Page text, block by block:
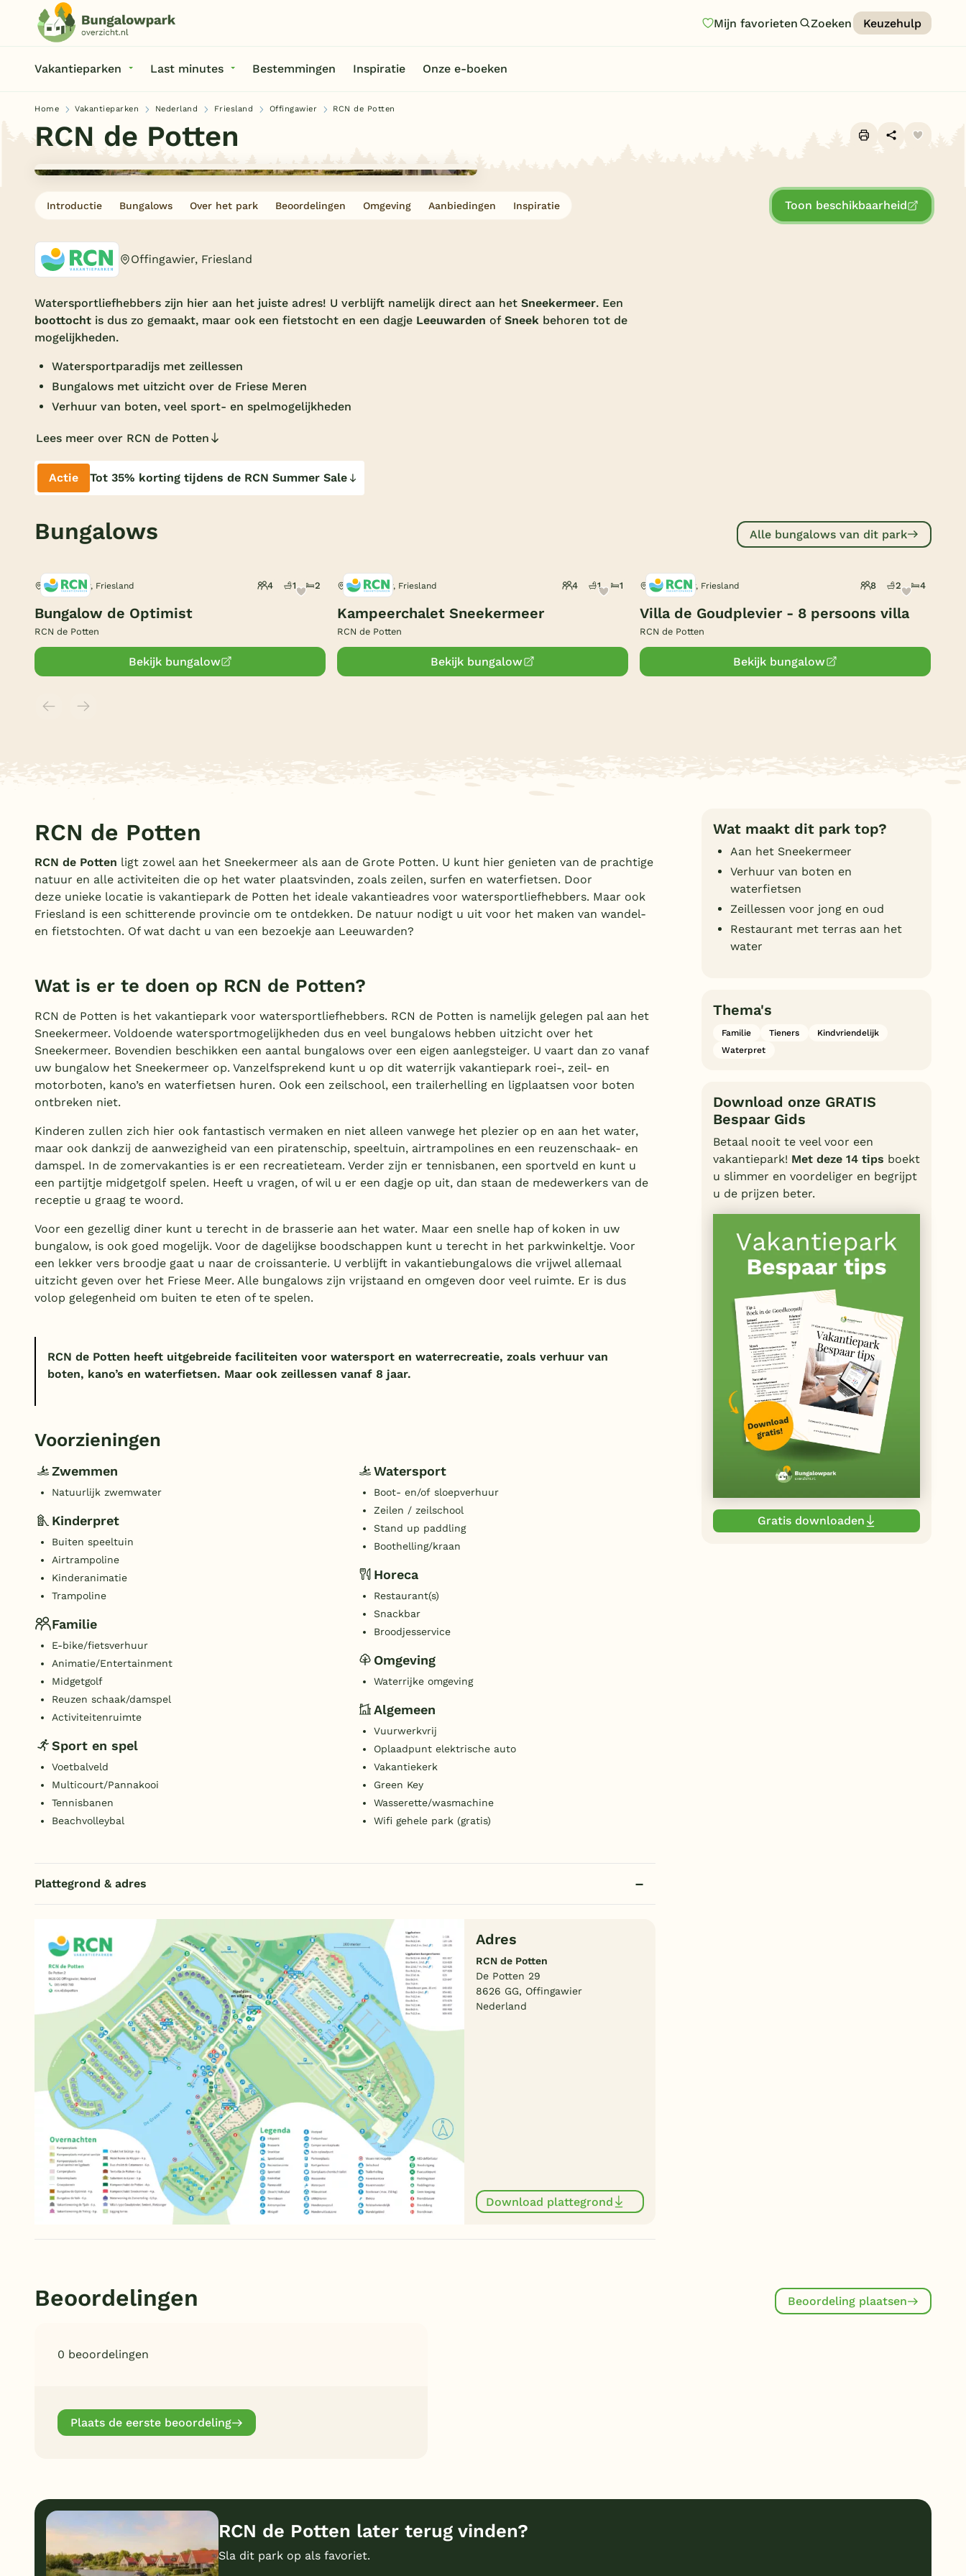
Mijn favorieten Zoeken Keuzehulp
Vakantieparken Last minutes Bestemmingen Inspiratie Onze e-boeken
Veluwe
Texel
Limburg
Home Vakantieparken Nederland Friesland Offingawier RCN de Potten
RCN de Potten
Introductie Bungalows Over het park Beoordelingen Omgeving Aanbiedingen Inspiratie Toon beschikbaarheid
Offingawier, Friesland
Watersportliefhebbers zijn hier aan het juiste adres! U verblijft namelijk direct aan het Sneekermeer. Een
boottocht is dus zo gemaakt, maar ook een fietstocht en een dagje Leeuwarden ofSneek behoren tot de
mogelijkheden.
Watersportparadijs met zeillessen
Bungalows met uitzicht over de Friese Meren
Verhuur van boten, veel sport- en spelmogelijkheden
Lees meer over RCN de Potten
Actie Tot 35% korting tijdens de RCN Summer Sale
Bungalows Alle bungalows van dit park
Offingawier, Friesland 4 1 2
Bungalow de Optimist
RCN de Potten
Bekijk bungalow
Offingawier, Friesland 4 1 1
Kampeerchalet Sneekermeer
RCN de Potten
Bekijk bungalow
Offingawier, Friesland 8 2 4
Villa de Goudplevier - 8 persoons villa
RCN de Potten
Bekijk bungalow
RCN de Potten
RCN de Potten ligt zowel aan het Sneekermeer als aan de Grote Potten. U kunt hier genieten van de prachtige
natuur en alle activiteiten die op het water plaatsvinden, zoals zeilen, surfen en waterfietsen. Door
deze unieke locatie is vakantiepark de Potten het ideale vakantieadres voor watersportliefhebbers. Maar ook
Friesland is een schitterende provincie om te ontdekken. De natuur nodigt u uit voor het maken van wandel-
en fietstochten. Of wat dacht u van een bezoekje aan Leeuwarden?
Wat is er te doen op RCN de Potten?
RCN de Potten is het vakantiepark voor watersportliefhebbers. RCN de Potten is namelijk gelegen pal aan het
Sneekermeer. Voldoende watersportmogelijkheden dus en veel bungalows hebben uitzicht over het
Sneekermeer. Bovendien beschikken een aantal bungalows over een eigen aanlegsteiger. U vaart dan zo vanaf
uw bungalow het Sneekermeer op. Vanzelfsprekend kunt u op dit waterrijk vakantiepark roei-, zeil- en
motorboten, kano’s en waterfietsen huren. Ook een zeilschool, een trailerhelling en ligplaatsen voor boten
ontbreken niet.
Kinderen zullen zich hier ook fantastisch vermaken en niet alleen vanwege het plezier op en aan het water,
maar ook dankzij de aanwezigheid van een piratenschip, speeltuin, airtrampolines en een reuzenschaak- en
damspel. In de zomervakanties is er een recreatieteam. Verder zijn er tennisbanen, een sportveld en kunt u
een partijtje midgetgolf spelen. Heeft u vragen, of wil u er een dagje op uit, dan staan de medewerkers van de
receptie u graag te woord.
Voor een gezellig diner kunt u terecht in de brasserie aan het water. Maar een snelle hap of koken in uw
bungalow, is ook goed mogelijk. Voor de dagelijkse boodschappen kunt u terecht in het parkwinkeltje. Voor
een lekker vers broodje gaat u naar de croissanterie. U verblijft in vakantiebungalows die vrijwel allemaal
uitzicht geven over het Friese Meer. Alle bungalows zijn vrijstaand en omgeven door veel ruimte. Er is dus
volop gelegenheid om buiten te eten of te spelen.
RCN de Potten heeft uitgebreide faciliteiten voor watersport en waterrecreatie, zoals verhuur van
boten, kano’s en waterfietsen. Maar ook zeillessen vanaf 8 jaar.
Voorzieningen
Zwemmen
Natuurlijk zwemwater
Kinderpret
Buiten speeltuin
Airtrampoline
Kinderanimatie
Trampoline
Familie
E-bike/fietsverhuur
Animatie/Entertainment
Midgetgolf
Reuzen schaak/damspel
Activiteitenruimte
Sport en spel
Voetbalveld
Multicourt/Pannakooi
Tennisbanen
Beachvolleybal
Watersport
Boot- en/of sloepverhuur
Zeilen / zeilschool
Stand up paddling
Boothelling/kraan
Horeca
Restaurant(s)
Snackbar
Broodjesservice
Omgeving
Waterrijke omgeving
Algemeen
Vuurwerkvrij
Oplaadpunt elektrische auto
Vakantiekerk
Green Key
Wasserette/wasmachine
Wifi gehele park (gratis)
Plattegrond & adres
Adres
RCN de Potten
De Potten 29
8626 GG, Offingawier
Nederland
Download plattegrond
Wat maakt dit park top?
Aan het Sneekermeer
Verhuur van boten en
waterfietsen
Zeillessen voor jong en oud
Restaurant met terras aan het
water
Thema's
Familie Tieners
Kindvriendelijk
Waterpret
Download onze GRATIS
Bespaar Gids
Betaal nooit te veel voor een
vakantiepark! Met deze 14 tips boekt
u slimmer en voordeliger en begrijpt
u de prijzen beter.
Gratis downloaden
Beoordelingen Beoordeling plaatsen
0 beoordelingen
Plaats de eerste beoordeling
RCN de Potten later terug vinden?
Sla dit park op als favoriet.